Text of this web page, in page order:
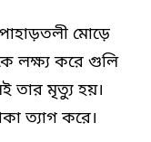
মোড়ে
লক্ষ্য করে গুলি
তার মৃত্যু হয়।
ত্যাগ করে।